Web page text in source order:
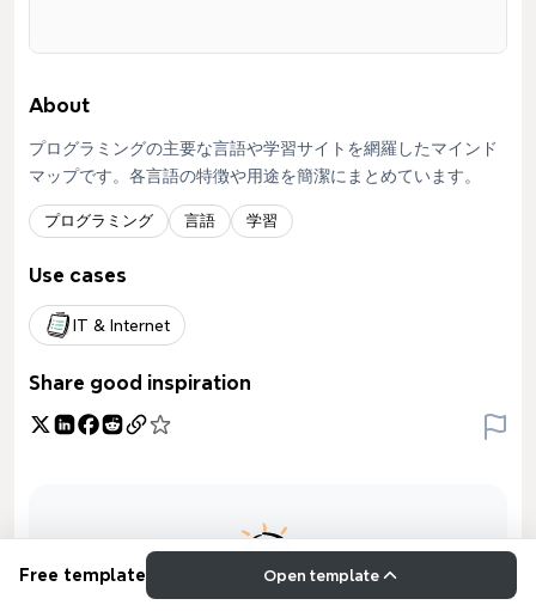
About
プログラミングの主要な言語や学習サイトを網羅したマインド
マップです。各言語の特徴や用途を簡潔にまとめています。
プログラミング 言語 学習
Use cases
IT & Internet
Share good inspiration
Free template Open template